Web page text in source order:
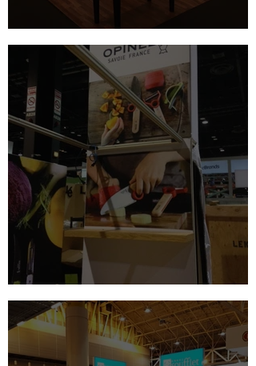
Les Georgettes - NY NOW
Opinel en montage à Chicago